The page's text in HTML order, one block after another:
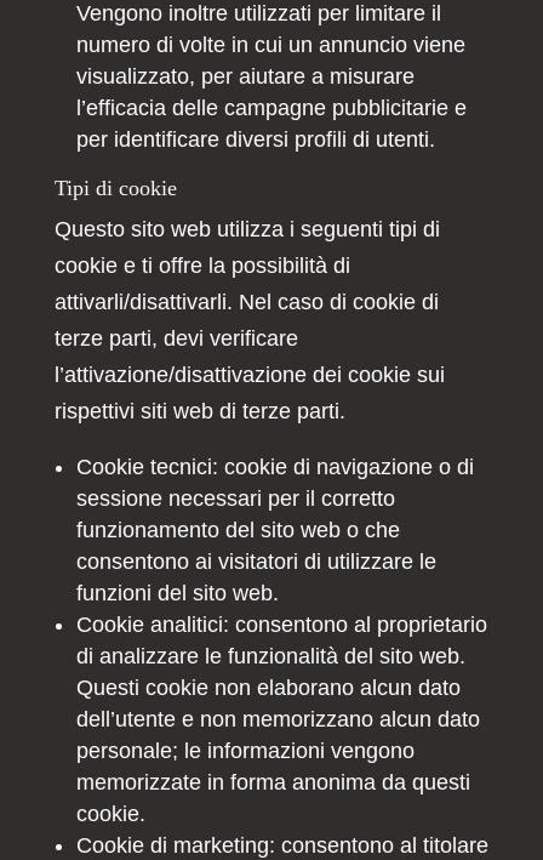
Vengono inoltre utilizzati per limitare il
numero di volte in cui un annuncio viene
visualizzato, per aiutare a misurare
l’efficacia delle campagne pubblicitarie e
per identificare diversi profili di utenti.
Tipi di cookie
Questo sito web utilizza i seguenti tipi di
cookie e ti offre la possibilità di
attivarli/disattivarli. Nel caso di cookie di
terze parti, devi verificare
l’attivazione/disattivazione dei cookie sui
rispettivi siti web di terze parti.
Cookie tecnici: cookie di navigazione o di
sessione necessari per il corretto
funzionamento del sito web o che
consentono ai visitatori di utilizzare le
funzioni del sito web.
Cookie analitici: consentono al proprietario
di analizzare le funzionalità del sito web.
Questi cookie non elaborano alcun dato
dell’utente e non memorizzano alcun dato
personale; le informazioni vengono
memorizzate in forma anonima da questi
cookie.
Cookie di marketing: consentono al titolare